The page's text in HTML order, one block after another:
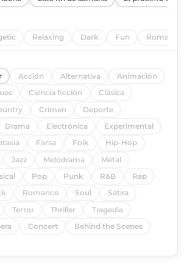
Relaxing Dark Fun Romantic
Acción Alternativa
Animación
Ciencia ficción
Clásica
Crimen
Deporte
Drama Electrónica
Experimental
Farsa Folk
Hip-Hop
Jazz Melodrama
Metal
Pop Punk R&B
Rap
Romance Soul
Sátira
Terror Thriller
Tragedia
Concert
Behind the Scenes